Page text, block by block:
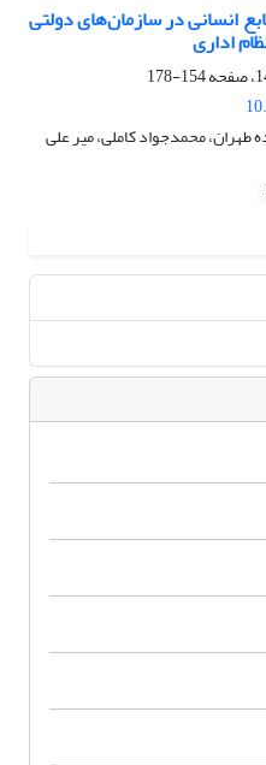
انسانی در سازمان‌های دولتی
اداری
154-178
طهران، محمدجواد کاملی، میر علی